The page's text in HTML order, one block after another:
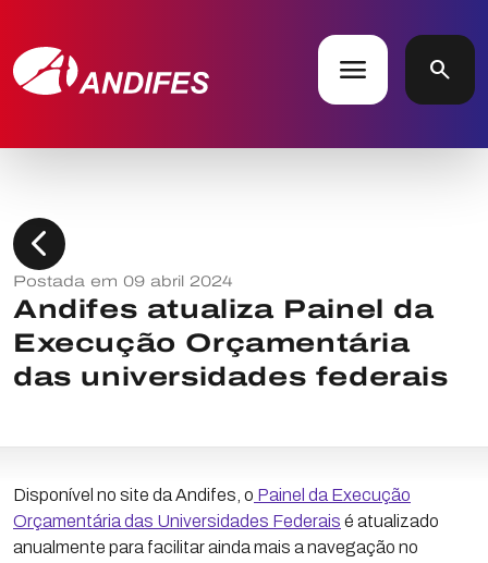
menu search
chevron_left
Postada em 09 abril 2024
Andifes atualiza Painel da
Execução Orçamentária
das universidades federais
Disponível no site da Andifes, o Painel da Execução
Orçamentária das Universidades Federais é atualizado
anualmente para facilitar ainda mais a navegação no